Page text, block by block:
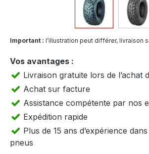
Important : l’illustration peut différer, livraison
Vos avantages :
Livraison gratuite lors de l’achat
Achat sur facture
Assistance compétente par nos
Expédition rapide
Plus de 15 ans d’expérience
pneus